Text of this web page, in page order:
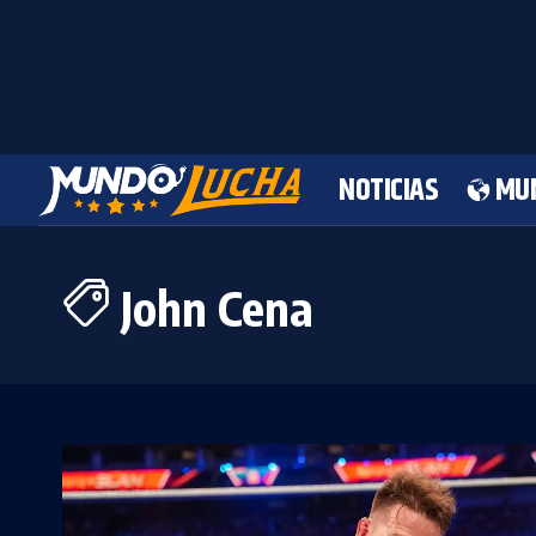
NOTICIAS
John Cena